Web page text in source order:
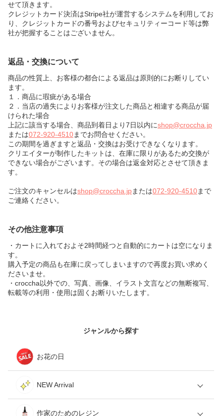
せて頂きます。
クレジットカード決済はStripe社が運営するシステムを利用してお
り、クレジットカードの番号およびセキュリティーコード等は弊
社が把握することはございません。
返品・交換について
商品の性質上、お客様の都合による返品は原則的にお断りしてい
ます。
１．商品に瑕疵がある場合
２．当店の過失によりお客様が注文した商品と相違する商品が届
けられた場合
上記に該当する場合、商品到着日より7日以内にshop@croccha.jp
または072-920-4510までお問合せください。
この期間を過ぎますと返品・交換はお受けできなくなります。
クリエイターが制作したキットは、在庫に限りがあるため交換が
できない場合がございます。その場合は返金対応とさせて頂きま
す。
ご注文のキャンセルはshop@croccha.jpまたは072-920-4510まで
ご連絡ください。
その他注意事項
・カートに入れておよそ2時間経つと自動的にカートは空になりま
す。
購入予定の商品も在庫に戻ってしまいますので再度お買い求めく
ださいませ。
・croccha以外での、写真、画像、イラスト文言などの無断複写、
転載等の利用・使用は固くお断りいたします。
ジャンルから探す
お花の日
NEW Arrival
作家のためのレジン